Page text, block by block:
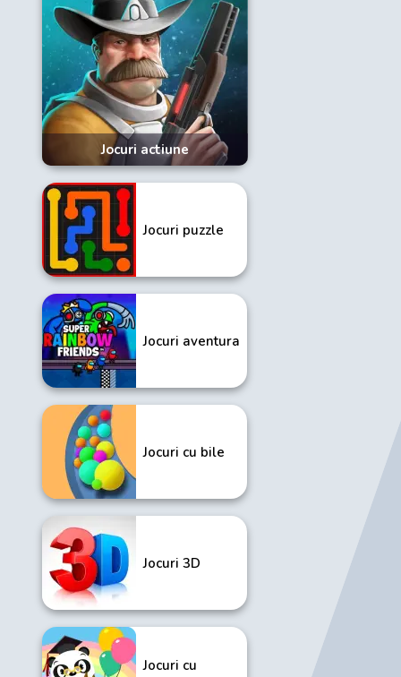
Jocuri actiune
Jocuri puzzle
Jocuri aventura
Jocuri cu bile
Jocuri 3D
Jocuri cu